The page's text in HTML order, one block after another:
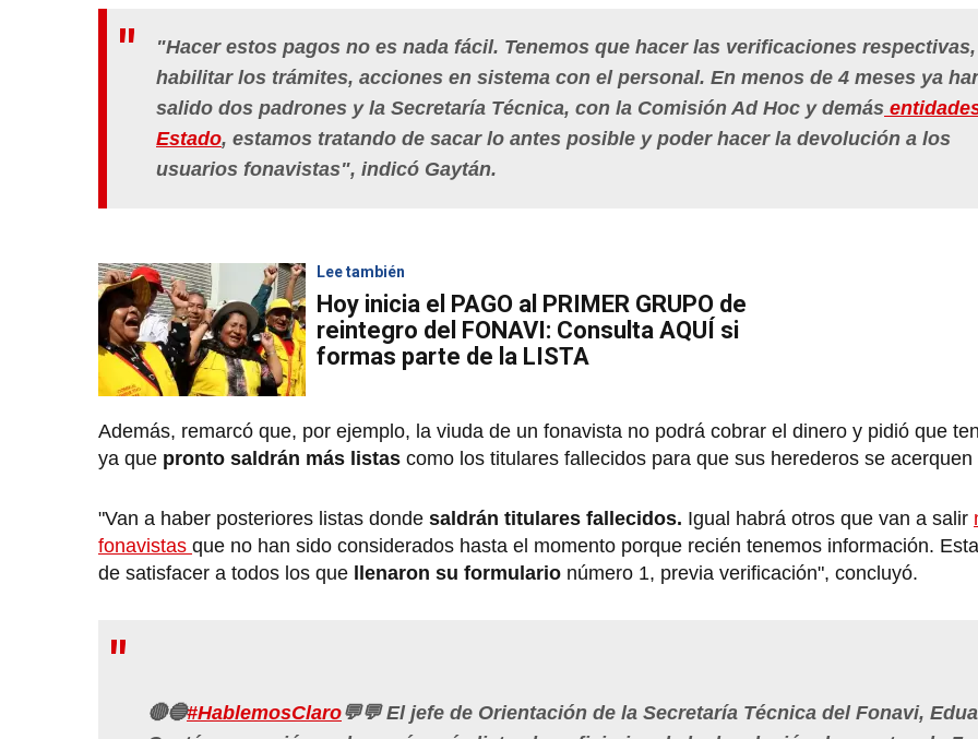
"Hacer estos pagos no es nada fácil. Tenemos que hacer las verificaciones respectivas,
habilitar los trámites, acciones en sistema con el personal. En menos de 4 meses ya
salido dos padrones y la Secretaría Técnica, con la Comisión Ad Hoc y demás
Estado, estamos tratando de sacar lo antes posible y poder hacer la devolución a los
usuarios fonavistas", indicó Gaytán.
Lee también
Hoy inicia el PAGO al PRIMER GRUPO de
reintegro del FONAVI: Consulta AQUÍ si
formas parte de la LISTA
Además, remarcó que, por ejemplo, la viuda de un fonavista no podrá cobrar el dinero y pidió que
ya que pronto saldrán más listas como los titulares fallecidos para que sus herederos se acerquen
"Van a haber posteriores listas donde saldrán titulares fallecidos. Igual habrá otros que van a salir
fonavistas que no han sido considerados hasta el momento porque recién tenemos información.
de satisfacer a todos los que llenaron su formulario número 1, previa verificación", concluyó.
🔴🔵#HablemosClaro💬💬 El jefe de Orientación de la Secretaría Técnica del Fonavi,